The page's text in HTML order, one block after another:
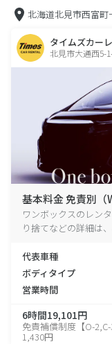
北海道北見市西富町
タイムズカー
北見市大通西5-
基本料金 免責別（
ワンボックスのレン
り捨てなどの詳細は
代表車種
ボディタイプ
営業時間
6時間19,101円
免責補償制度【O-
1,430円